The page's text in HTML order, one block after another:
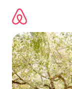
direct
naar
inhoud